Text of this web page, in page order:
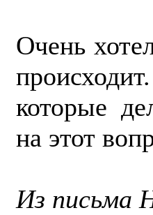
Очень
которые
на этот
Из письма